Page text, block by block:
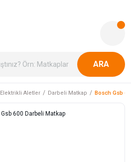
ARA
Elektrikli Aletler Darbeli Matkap Bosch Gsb